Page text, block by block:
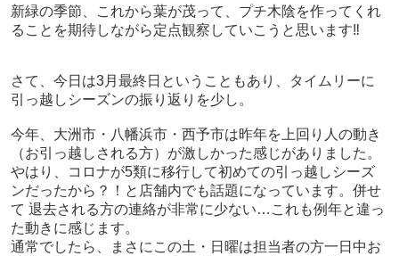
新緑の季節、これから葉が茂って、プチ木陰を作ってくれ
ることを期待しながら定点観察していこうと思います‼
さて、今日は3月最終日ということもあり、タイムリーに
引っ越しシーズンの振り返りを少し。
今年、大洲市・八幡浜市・西予市は昨年を上回り人の動き
（お引っ越しされる方）が激しかった感じがありました。
やはり、コロナが5類に移行して初めての引っ越しシーズ
ンだったから？！と店舗内でも話題になっています。 併せ
て 退去される方の連絡が非常に少ない…これも例年と違っ
た動きに感じます。
通常でしたら、まさにこの土・日曜は担当者の方一日中お